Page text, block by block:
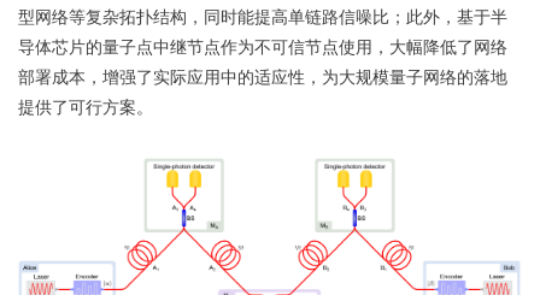
型网络等复杂拓扑结构，同时能提高单链路信噪比；此外，基于半
导体芯片的量子点中继节点作为不可信节点使用，大幅降低了网络
部署成本，增强了实际应用中的适应性，为大规模量子网络的落地
提供了可行方案。